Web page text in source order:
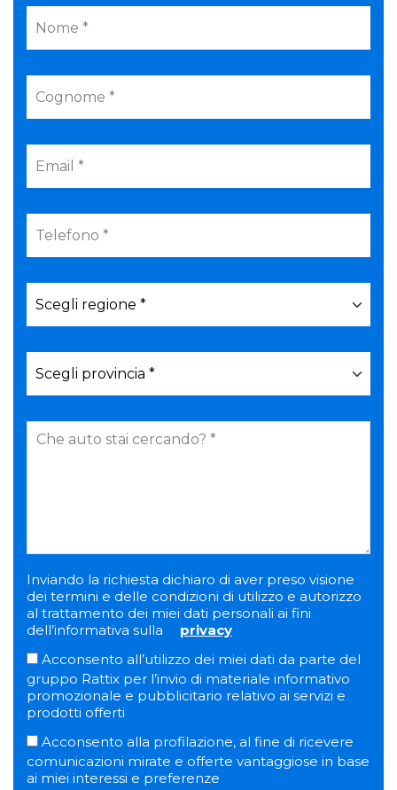
Inviando la richiesta dichiaro di aver preso visione
dei termini e delle condizioni di utilizzo e autorizzo
al trattamento dei miei dati personali ai fini
dell’informativa sulla
privacy
Acconsento all’utilizzo dei miei dati da parte del
gruppo Rattix per l’invio di materiale informativo
promozionale e pubblicitario relativo ai servizi e
prodotti offerti
Acconsento alla profilazione, al fine di ricevere
comunicazioni mirate e offerte vantaggiose in base
ai miei interessi e preferenze